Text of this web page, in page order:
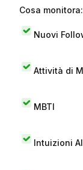
Cosa monitora:
Nuovi
Attività di
MBTI
Intuizioni AI